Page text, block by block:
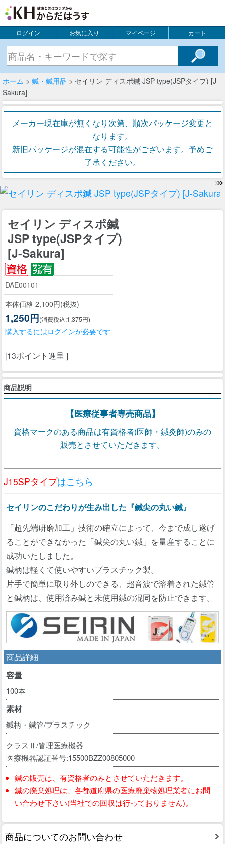
ログイン お気に入り マイページ カート
ホーム > 鍼・鍼用品 > セイリン ディスポ鍼 JSP type(JSPタイプ) [J-
Sakura]
メーカー現在庫が無くなり次第、順次パッケージ変更と
なります。
新旧パッケージが混在する可能性がございます。予めご
了承ください。
セイリン ディスポ鍼
JSP type(JSPタイプ)
[J-Sakura]
DAE00101
本体価格 2,100円(税抜)
1,250円(消費税込:1,375円)
購入するにはログインが必要です
[13ポイント進呈 ]
商品説明
【医療従事者専売商品】
資格マークのある商品は有資格者(医師・鍼灸師)のみの
販売とさせていただきます。
J15SPタイプはこちら
セイリンのこだわりが生み出した『鍼尖の丸い鍼』
「超先端研磨加工」技術の確立によって、今まで成し遂げ
ることができなかった「鍼尖の丸い鍼」を量産することに
成功いたしました。
鍼柄は軽くて使いやすいプラスチック製。
片手で簡単に取り外しのできる、超音波で溶着された鍼管
と鍼柄は、使用済み鍼と未使用鍼の混同を防止できます。
商品詳細
容量
100本
素材
鍼柄・鍼管/プラスチック
クラスⅡ/管理医療機器
医療機器認証番号:15500BZZ00805000
鍼の販売は、有資格者のみとさせていただきます。
鍼の廃棄処理は、各都道府県の医療廃棄物処理業者にお問
い合わせ下さい(当社での回収は行っておりません)。
商品についてのお問い合わせ